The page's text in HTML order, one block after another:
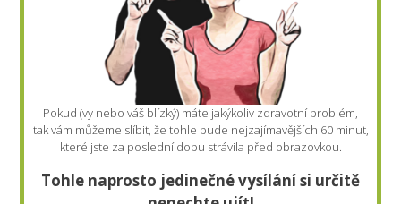
Pokud (vy nebo váš blízký) máte jakýkoliv zdravotní problém,
tak vám můžeme slíbit, že tohle bude nejzajímavějších 60 minut,
které jste za poslední dobu strávila před obrazovkou.
Tohle naprosto jedinečné vysílání si určitě